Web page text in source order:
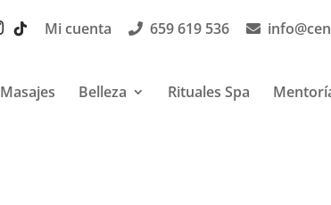
Mi cuenta 659 619 536
Masajes Belleza Rituales Spa